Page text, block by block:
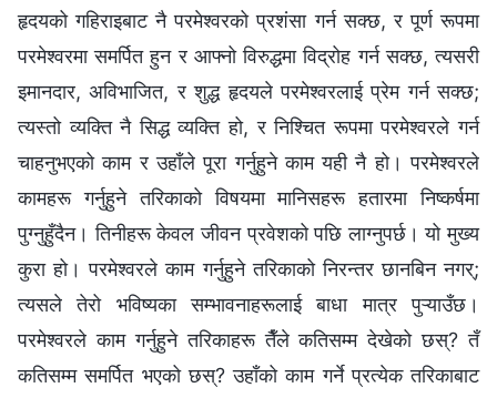
हृदयको गहिराइबाट नै परमेश्‍वरको प्रशंसा गर्न सक्छ, र पूर्ण रूपमा
परमेश्‍वरमा समर्पित हुन र आफ्‍नो विरुद्धमा विद्रोह गर्न सक्छ, त्यसरी
इमानदार, अविभाजित, र शुद्ध हृदयले परमेश्‍वरलाई प्रेम गर्न सक्छ;
त्यस्तो व्यक्ति नै सिद्ध व्यक्ति हो, र निश्चित रूपमा परमेश्‍वरले गर्न
चाहनुभएको काम र उहाँले पूरा गर्नुहुने काम यही नै हो। परमेश्‍वरले
कामहरू गर्नुहुने तरिकाको विषयमा मानिसहरू हतारमा निष्कर्षमा
पुग्नुहुँदैन। तिनीहरू केवल जीवन प्रवेशको पछि लाग्नुपर्छ। यो मुख्य
कुरा हो। परमेश्‍वरले काम गर्नुहुने तरिकाको निरन्तर छानबिन नगर्;
त्यसले तेरो भविष्यका सम्भावनाहरूलाई बाधा मात्र पुऱ्याउँछ।
परमेश्‍वरले काम गर्नुहुने तरिकाहरू तैँले कतिसम्म देखेको छस्? तँ
कतिसम्म समर्पित भएको छस्? उहाँको काम गर्ने प्रत्येक तरिकाबाट